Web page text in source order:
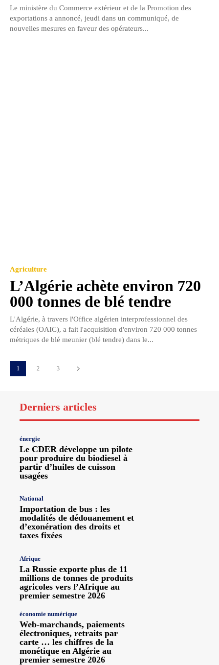
Le ministère du Commerce extérieur et de la Promotion des
exportations a annoncé, jeudi dans un communiqué, de
nouvelles mesures en faveur des opérateurs...
Agriculture
L’Algérie achète environ 720
000 tonnes de blé tendre
L'Algérie, à travers l'Office algérien interprofessionnel des
céréales (OAIC), a fait l'acquisition d'environ 720 000 tonnes
métriques de blé meunier (blé tendre) dans le...
1 2 3
Derniers articles
énergie
Le CDER développe un pilote
pour produire du biodiesel à
partir d’huiles de cuisson
usagées
National
Importation de bus : les
modalités de dédouanement et
d’exonération des droits et
taxes fixées
Afrique
La Russie exporte plus de 11
millions de tonnes de produits
agricoles vers l’Afrique au
premier semestre 2026
économie numérique
Web-marchands, paiements
électroniques, retraits par
carte … les chiffres de la
monétique en Algérie au
premier semestre 2026